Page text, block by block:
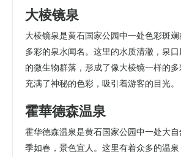
大棱镜泉
大棱镜泉是黄石国家公园中一处色彩斑
多彩的泉水闻名。这里的水质清澈，泉
的微生物群落，形成了像大棱镜一样的
充满了神秘的色彩，吸引着游客的目光。
霍華德森温泉
霍华德森温泉是黄石国家公园中一处大
季如春，景色宜人。这里有着众多的温